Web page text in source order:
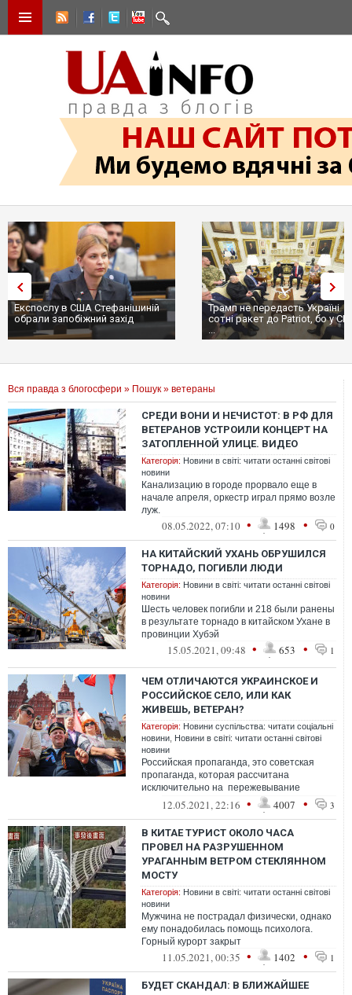
Експослу в США Стефанішиній
обрали запобіжний захід
Трамп не передасть Україні
сотні ракет до Patriot, бо у
...
Вся правда з блогосфери » Пошук » ветераны
СРЕДИ ВОНИ И НЕЧИСТОТ: В РФ ДЛЯ
ВЕТЕРАНОВ УСТРОИЛИ КОНЦЕРТ НА
ЗАТОПЛЕННОЙ УЛИЦЕ. ВИДЕО
Категорія: Новини в світі: читати останні світові
новини
Канализацию в городе прорвало еще в
начале апреля, оркестр играл прямо возле
луж.
08.05.2022, 07:10 • 1498 • 0
НА КИТАЙСКИЙ УХАНЬ ОБРУШИЛСЯ
ТОРНАДО, ПОГИБЛИ ЛЮДИ
Категорія: Новини в світі: читати останні світові
новини
Шесть человек погибли и 218 были ранены
в результате торнадо в китайском Ухане в
провинции Хубэй
15.05.2021, 09:48 • 653 • 1
ЧЕМ ОТЛИЧАЮТСЯ УКРАИНСКОЕ И
РОССИЙСКОЕ СЕЛО, ИЛИ КАК
ЖИВЕШЬ, ВЕТЕРАН?
Категорія: Новини суспільства: читати соціальні
новини Новини в світі: читати останні світові
новини
Российская пропаганда, это советская
пропаганда, которая рассчитана
исключительно на пережевывание
прошлого, так как ничего позитивного в
12.05.2021, 22:16 • 4007 • 3
В КИТАЕ ТУРИСТ ОКОЛО ЧАСА
ПРОВЕЛ НА РАЗРУШЕННОМ
УРАГАННЫМ ВЕТРОМ СТЕКЛЯННОМ
МОСТУ
Категорія: Новини в світі: читати останні світові
новини
Мужчина не пострадал физически, однако
ему понадобилась помощь психолога.
Горный курорт закрыт
11.05.2021, 00:35 • 1402 • 1
БУДЕТ СКАНДАЛ: В БЛИЖАЙШЕЕ